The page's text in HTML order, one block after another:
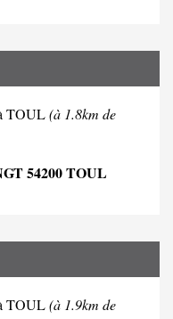
TOUL(à 1.8km de
54200 TOUL
TOUL(à 1.9km de